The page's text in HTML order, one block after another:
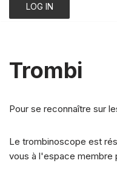
Trombi
Pour se reconnaître sur
Le trombinoscope est
vous à l'espace membre